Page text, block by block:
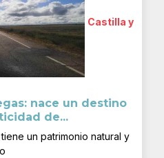
Castilla y
nace un destino
de...
un patrimonio natural y